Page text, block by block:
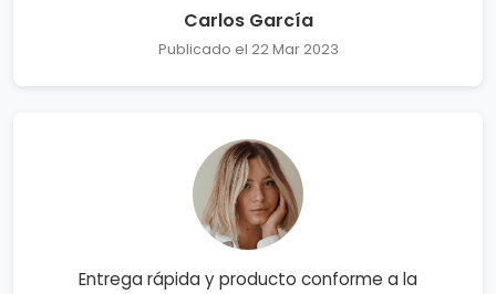
Carlos García
Publicado el 22 Mar 2023
Entrega rápida y producto conforme a la